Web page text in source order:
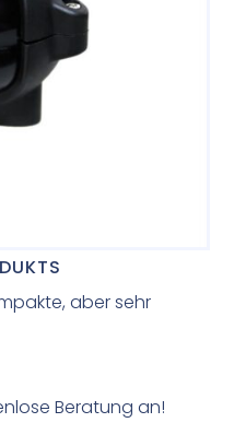
aber sehr
Beratung an!